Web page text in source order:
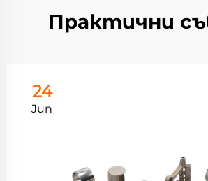
Практични
24
Jun